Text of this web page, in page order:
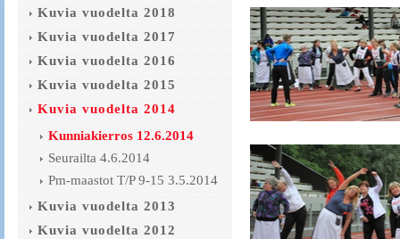
Kuvia vuodelta 2018
Kuvia vuodelta 2017
Kuvia vuodelta 2016
Kuvia vuodelta 2015
Kuvia vuodelta 2014
Kunniakierros 12.6.2014
Seurailta 4.6.2014
Pm-maastot T/P 9-15 3.5.2014
Kuvia vuodelta 2013
Kuvia vuodelta 2012